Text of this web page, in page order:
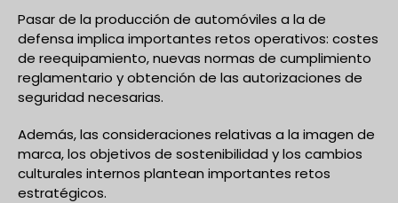
Pasar de la producción de automóviles a la de
defensa implica importantes retos operativos: costes
de reequipamiento, nuevas normas de cumplimiento
reglamentario y obtención de las autorizaciones de
seguridad necesarias.
Además, las consideraciones relativas a la imagen de
marca, los objetivos de sostenibilidad y los cambios
culturales internos plantean importantes retos
estratégicos.